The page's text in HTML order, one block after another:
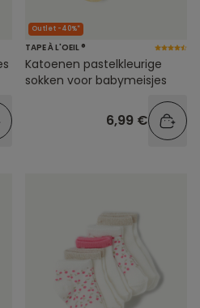
Outlet -40%*
TAPE À L'OEIL ®
Katoenen pastelkleurige
sokken voor babymeisjes
6,99 €